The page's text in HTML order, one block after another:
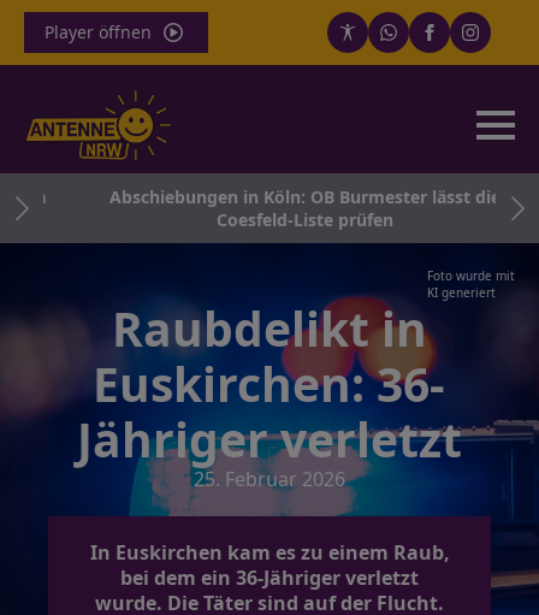
Player öffnen
Abschiebungen in Köln: OB Burmester lässt die
Coesfeld-Liste prüfen
Foto wurde mit
KI generiert
Raubdelikt in
Euskirchen: 36-
Jähriger verletzt
25. Februar 2026
In Euskirchen kam es zu einem Raub,
bei dem ein 36-Jähriger verletzt
wurde. Die Täter sind auf der Flucht.